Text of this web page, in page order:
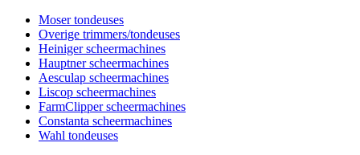
Moser tondeuses
Overige trimmers/tondeuses
Heiniger scheermachines
Hauptner scheermachines
Aesculap scheermachines
Liscop scheermachines
FarmClipper scheermachines
Constanta scheermachines
Wahl tondeuses